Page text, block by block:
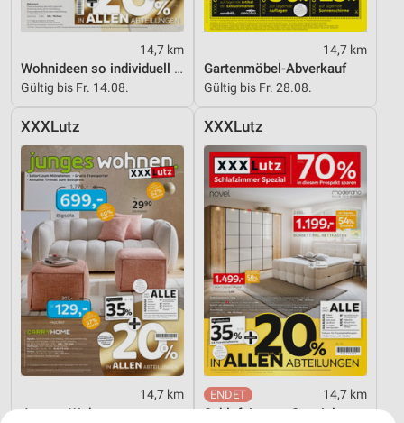
14,7 km
Wohnideen so individuell wie du!
Gültig bis Fr. 14.08.
14,7 km
Gartenmöbel-Abverkauf
Gültig bis Fr. 28.08.
XXXLutz
14,7 km
Junges Wohnen
XXXLutz
14,7 km
Schlafzimmer Spezial